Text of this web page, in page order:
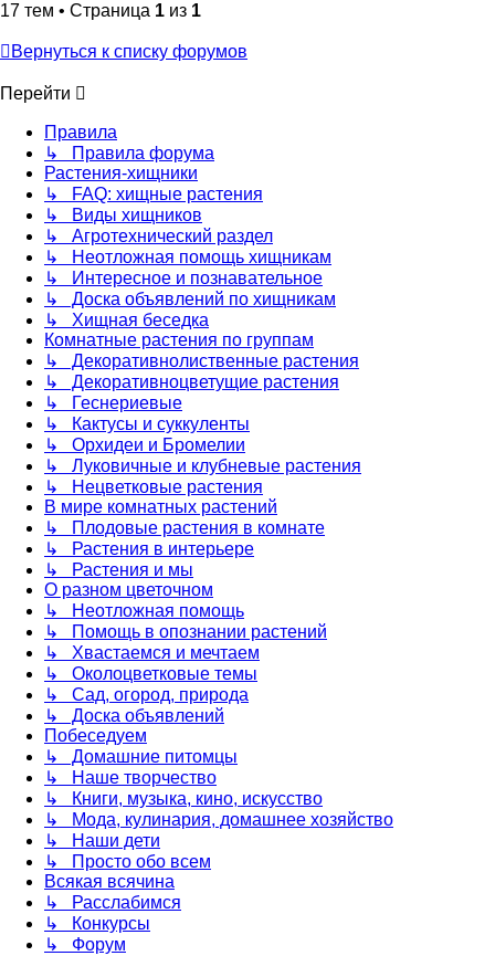
17 тем • Страница 1 из 1
Вернуться к списку форумов
Перейти
Правила
↳ Правила форума
Растения-хищники
↳ FAQ: хищные растения
↳ Виды хищников
↳ Агротехнический раздел
↳ Неотложная помощь хищникам
↳ Интересное и познавательное
↳ Доска объявлений по хищникам
↳ Хищная беседка
Комнатные растения по группам
↳ Декоративнолиственные растения
↳ Декоративноцветущие растения
↳ Геснериевые
↳ Кактусы и суккуленты
↳ Орхидеи и Бромелии
↳ Луковичные и клубневые растения
↳ Нецветковые растения
В мире комнатных растений
↳ Плодовые растения в комнате
↳ Растения в интерьере
↳ Растения и мы
О разном цветочном
↳ Неотложная помощь
↳ Помощь в опознании растений
↳ Хвастаемся и мечтаем
↳ Околоцветковые темы
↳ Сад, огород, природа
↳ Доска объявлений
Побеседуем
↳ Домашние питомцы
↳ Наше творчество
↳ Книги, музыка, кино, искусство
↳ Мода, кулинария, домашнее хозяйство
↳ Наши дети
↳ Просто обо всем
Всякая всячина
↳ Расслабимся
↳ Конкурсы
↳ Форум